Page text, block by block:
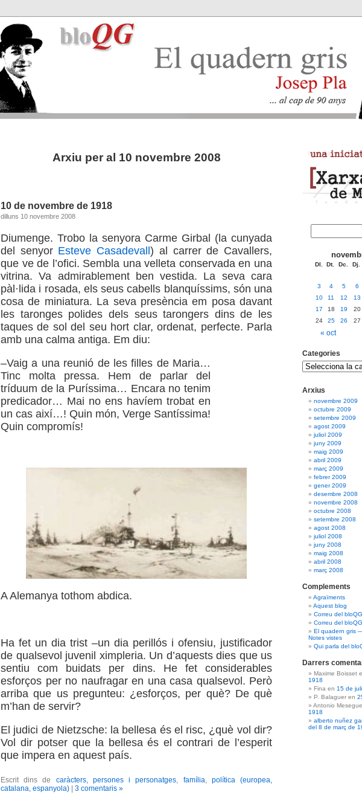
Arxiu per al 10 novembre 2008
10 de novembre de 1918
dilluns 10 novembre 2008
Diumenge. Trobo la senyora Carme Girbal (la cunyada
del senyor Esteve Casadevall) al carrer de Cavallers,
que ve de l’ofici. Sembla una velleta conservada en una
vitrina. Va admirablement ben vestida. La seva cara
pàl·lida i rosada, els seus cabells blanquíssims, són una
cosa de miniatura. La seva presència em posa davant
les taronges polides dels seus tarongers dins de les
taques de sol del seu hort clar, ordenat, perfecte. Parla
amb una calma antiga. Em diu:
–Vaig a una reunió de les filles de Maria…
Tinc molta pressa. Hem de parlar del
tríduum de la Puríssima… Encara no tenim
predicador… Mai no ens havíem trobat en
un cas així…! Quin món, Verge Santíssima!
Quin compromís!
A Alemanya tothom abdica.
Ha fet un dia trist –un dia perillós i ofensiu, justificador
de qualsevol juvenil ximpleria. Un d’aquests dies que us
sentiu com buidats per dins. He fet considerables
esforços per no naufragar en una casa qualsevol. Però
arriba que us pregunteu: ¿esforços, per què? De què
m’han de servir?
El judici de Nietzsche: la bellesa és el risc, ¿què vol dir?
Vol dir potser que la bellesa és el contrari de l’esperit
que impera en aquest país.
Escrit dins de caràcters, persones i personatges, família, política (europea,
catalana, espanyola)
3 comentaris »
Dl. Dt. Dc. Dj.
« oct
3
4 5 6
10
11 12 13
17
18 19 20
24
25 26 27
Categories
Arxius
novembre 2009
octubre 2009
setembre 2009
agost 2009
juliol 2009
juny 2009
maig 2009
abril 2009
març 2009
febrer 2009
gener 2009
desembre 2008
novembre 2008
octubre 2008
setembre 2008
agost 2008
juliol 2008
juny 2008
maig 2008
abril 2008
març 2008
Complements
Agraïments
Aquest blog
Correu del bloQG
Correu del
El quadern gris
Notes vistes
Qui parla del
Darrers
Maxime Boisset
1918
Fina en 15 de
P. Balaguer en
Antonio
1918
alberto nuñez
del 8 de març de